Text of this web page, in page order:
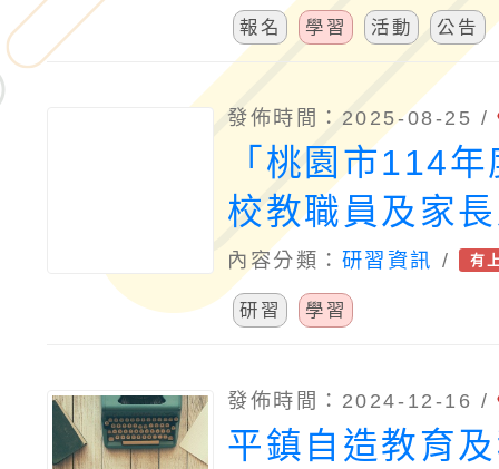
報名 學習 活動 公告
發佈時間：2025-08-25 /
「桃園市114
校教職員及家
能研習」，請
師、家長及教
內容分類： 研習資訊 / 有
研習 學習
發佈時間：2024-12-16 /
平鎮自造教育